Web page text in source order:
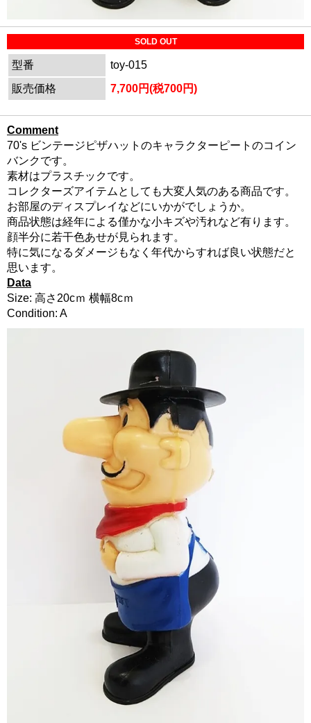
SOLD OUT
型番
toy-015
販売価格
7,700円(税700円)
Comment
70's ビンテージピザハットのキャラクターピートのコイン
バンクです。
素材はプラスチックです。
コレクターズアイテムとしても大変人気のある商品です。
お部屋のディスプレイなどにいかがでしょうか。
商品状態は経年による僅かな小キズや汚れなど有ります。
顔半分に若干色あせが見られます。
特に気になるダメージもなく年代からすれば良い状態だと
思います。
Data
Size: 高さ20cｍ 横幅8cｍ
Condition: A